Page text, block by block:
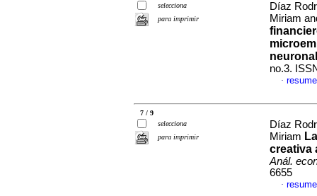
selecciona
para imprimir
Díaz
Miriam
no.3.
·
7 / 9
selecciona
para imprimir
Díaz
Miriam
creativa
Anál.
6655
·